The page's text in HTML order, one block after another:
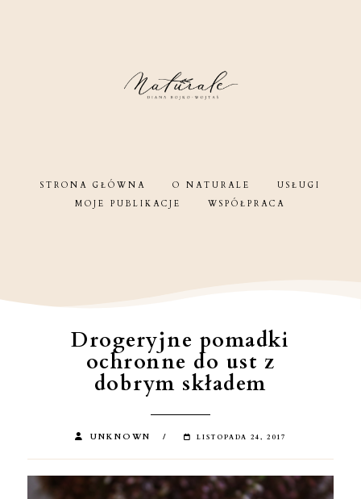
STRONA GŁÓWNA O NATURALE
USŁUGI
MOJE PUBLIKACJE
WSPÓŁPRACA
Drogeryjne pomadki
ochronne do ust z
dobrym składem
UNKNOWN LISTOPADA 24, 2017